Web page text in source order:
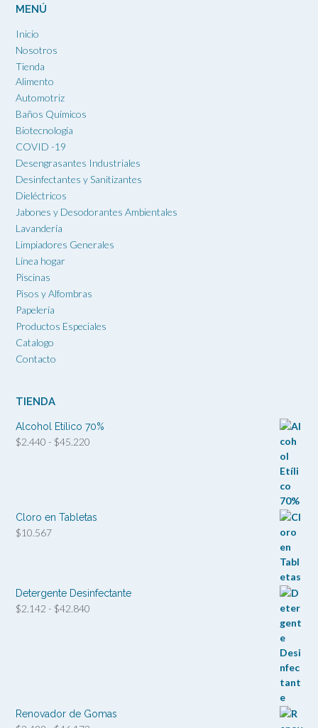
MENÚ
Inicio
Nosotros
Tienda
Alimento
Automotriz
Baños Químicos
Biotecnología
COVID -19
Desengrasantes Industriales
Desinfectantes y Sanitizantes
Dieléctricos
Jabones y Desodorantes Ambientales
Lavandería
Limpiadores Generales
Línea hogar
Piscinas
Pisos y Alfombras
Papelería
Productos Especiales
Catalogo
Contacto
TIENDA
Alcohol Etílico 70%
$2.440 - $45.220
hasta
Cloro en Tabletas
$10.567
Detergente Desinfectante
$2.142 - $42.840
Renovador de Gomas